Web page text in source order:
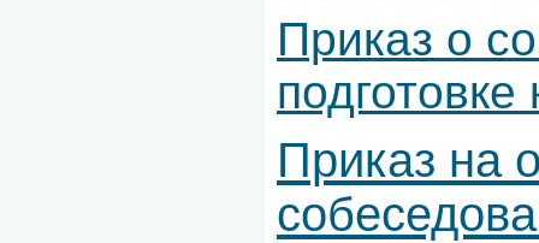
Приказ о
Приказ на